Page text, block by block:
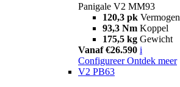
Panigale V2 MM93
120,3 pk Vermogen
93,3 Nm Koppel
175,5 kg Gewicht
Vanaf €26.590 i
Configureer Ontdek meer
V2 PB63